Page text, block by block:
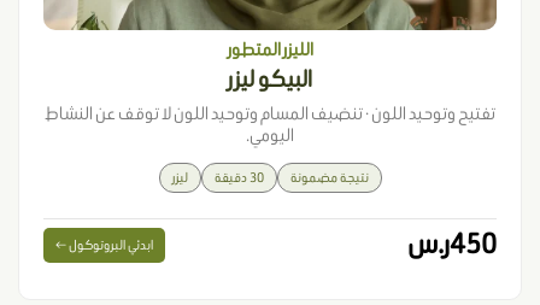
الليزر المتطور
البيكو ليزر
تفتيح وتوحيد اللون · تنضيف المسام وتوحيد اللون لا توقف عن النشاط
اليومي.
نتيجة مضمونة 30 دقيقة ليزر
450ر.س ابدئي البروتوكول ←